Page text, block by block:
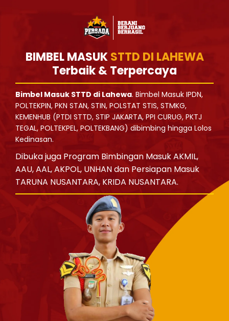
BIMBEL MASUKSTTD DI LAHEWA
Terbaik & Terpercaya
Bimbel Masuk STTD di Lahewa. Bimbel Masuk IPDN,
POLTEKPIN, PKN STAN, STIN, POLSTAT STIS, STMKG,
KEMENHUB (PTDI STTD, STIP JAKARTA, PPI CURUG, PKTJ
TEGAL, POLTEKPEL, POLTEKBANG) dibimbing hingga Lolos
Kedinasan.
Dibuka juga Program Bimbingan Masuk AKMIL,
AAU, AAL, AKPOL, UNHAN dan Persiapan Masuk
TARUNA NUSANTARA, KRIDA NUSANTARA.